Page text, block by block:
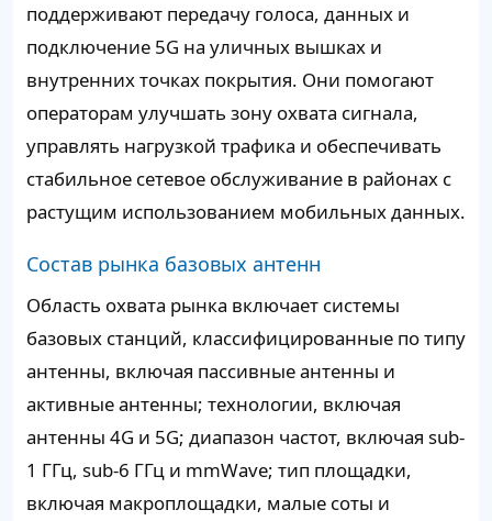
поддерживают передачу голоса, данных и
подключение 5G на уличных вышках и
внутренних точках покрытия. Они помогают
операторам улучшать зону охвата сигнала,
управлять нагрузкой трафика и обеспечивать
стабильное сетевое обслуживание в районах с
растущим использованием мобильных данных.
Состав рынка базовых антенн
Область охвата рынка включает системы
базовых станций, классифицированные по типу
антенны, включая пассивные антенны и
активные антенны; технологии, включая
антенны 4G и 5G; диапазон частот, включая sub-
1 ГГц, sub-6 ГГц и mmWave; тип площадки,
включая макроплощадки, малые соты и